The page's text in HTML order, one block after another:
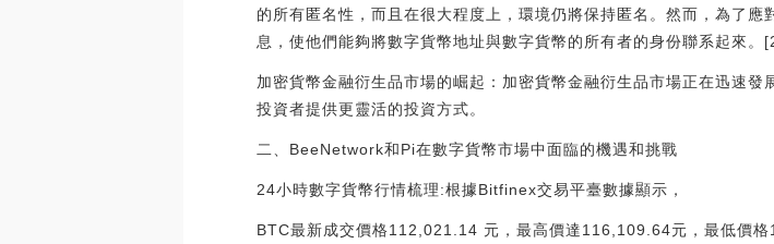
的所有匿名性，而且在很大程度上，環境仍將保持匿名。然而，為了
息，使他們能夠將數字貨幣地址與數字貨幣的所有者的身份聯系起來
加密貨幣金融衍生品市場的崛起：加密貨幣金融衍生品市場正在迅速
投資者提供更靈活的投資方式。
二、BeeNetwork和Pi在數字貨幣市場中面臨的機遇和挑戰
24小時數字貨幣行情梳理:根據Bitfinex交易平臺數據顯示，
BTC最新成交價格112,021.14 元，最高價達116,109.64元，最低價